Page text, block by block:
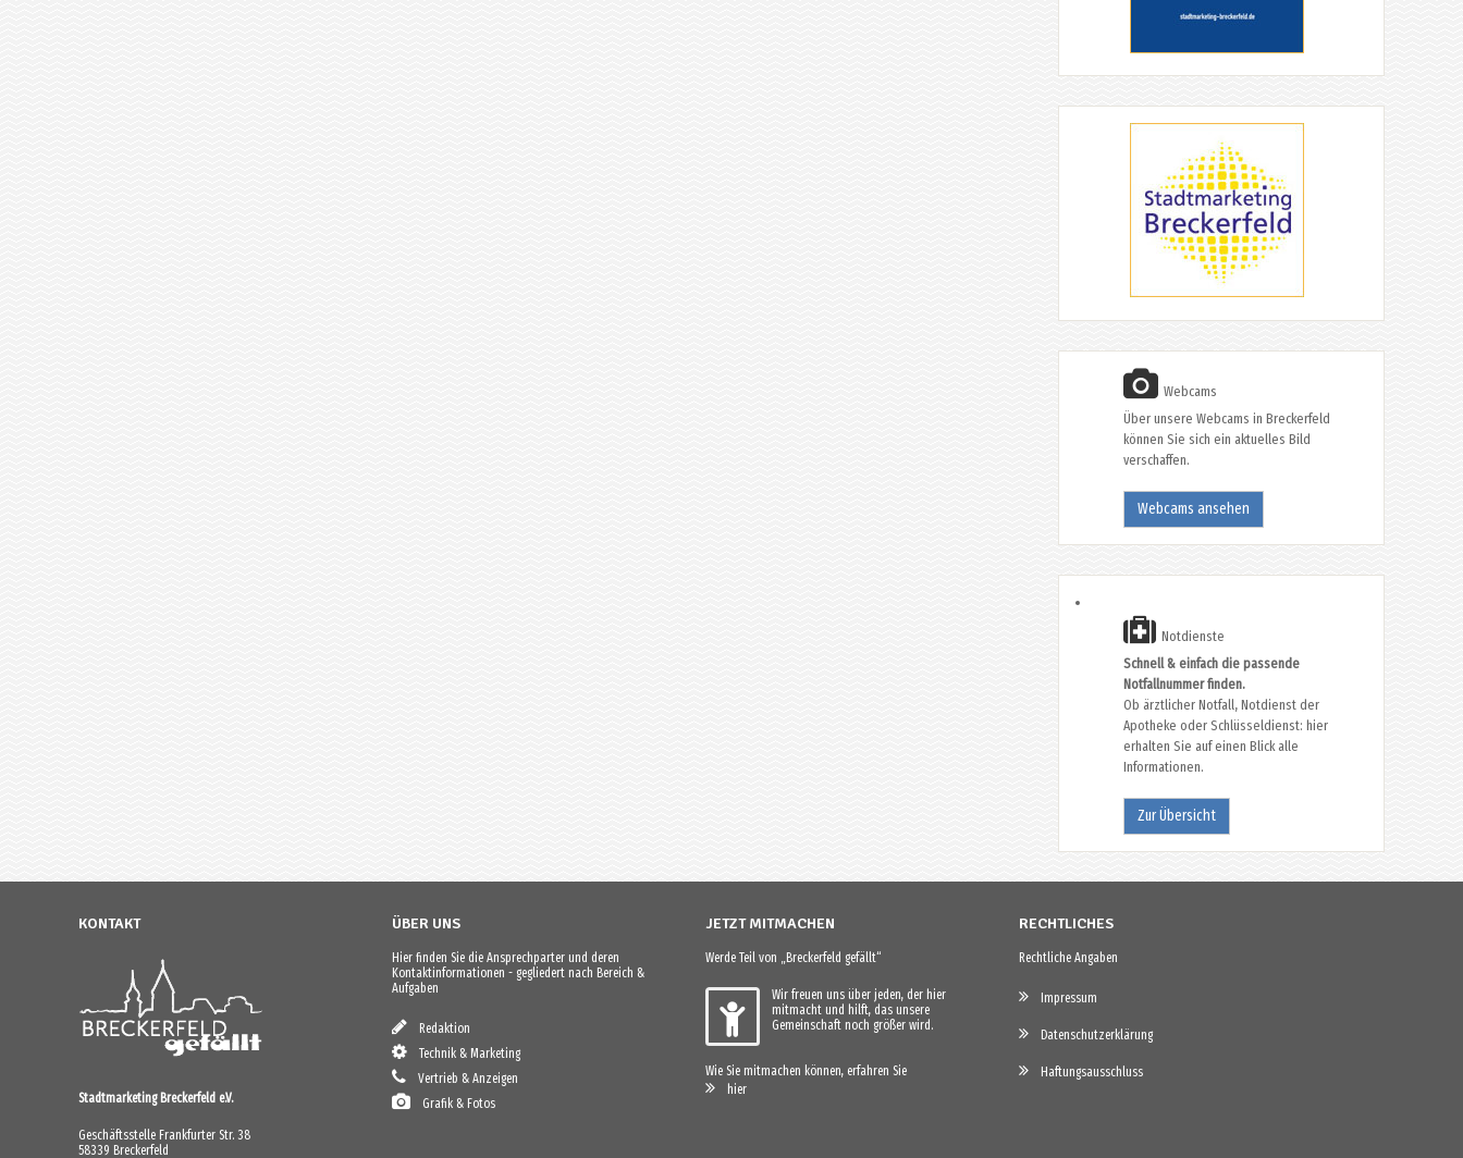
Webcams
Über unsere Webcams in Breckerfeld
können Sie sich ein aktuelles Bild
verschaffen.
Webcams ansehen
Notdienste
Schnell & einfach die passende
Notfallnummer finden.
Ob ärztlicher Notfall, Notdienst der
Apotheke oder Schlüsseldienst: hier
erhalten Sie auf einen Blick alle
Informationen.
Zur Übersicht
KONTAKT
Stadtmarketing Breckerfeld e.V.
Geschäftsstelle Frankfurter Str. 38
58339 Breckerfeld
ÜBER UNS
Hier finden Sie die Ansprechparter und deren
Kontaktinformationen - gegliedert nach Bereich &
Aufgaben
Redaktion
Technik & Marketing
Vertrieb & Anzeigen
Grafik & Fotos
JETZT MITMACHEN
Werde Teil von „Breckerfeld gefällt“
Wir freuen uns über jeden, der hier
mitmacht und hilft, das unsere
Gemeinschaft noch größer wird.
Wie Sie mitmachen können, erfahren Sie
hier
RECHTLICHES
Rechtliche Angaben
Impressum
Datenschutzerklärung
Haftungsausschluss